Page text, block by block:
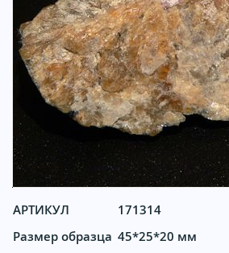
АРТИКУЛ
171314
Размер образца 45*25*20 мм